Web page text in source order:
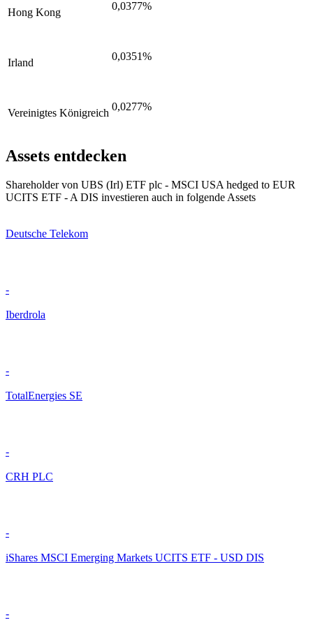
Hong Kong
0,0377%
Irland
0,0351%
Vereinigtes Königreich
0,0277%
Assets entdecken
Shareholder von UBS (Irl) ETF plc - MSCI USA hedged to EUR
UCITS ETF - A DIS investieren auch in folgende Assets
Deutsche Telekom
-
Iberdrola
-
TotalEnergies SE
-
CRH PLC
-
iShares MSCI Emerging Markets UCITS ETF - USD DIS
-